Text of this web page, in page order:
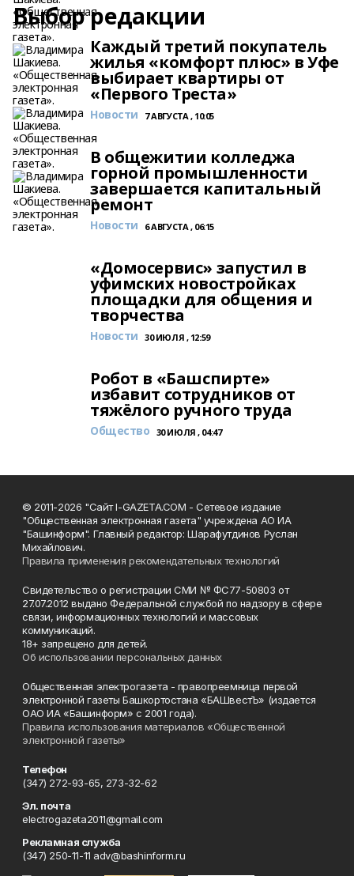
Выбор редакции
Каждый третий покупатель
жилья «комфорт плюс» в Уфе
выбирает квартиры от
«Первого Треста»
Новости 7 АВГУСТА , 10:05
В общежитии колледжа
горной промышленности
завершается капитальный
ремонт
Новости 6 АВГУСТА , 06:15
«Домосервис» запустил в
уфимских новостройках
площадки для общения и
творчества
Новости 30 ИЮЛЯ , 12:59
Робот в «Башспирте»
избавит сотрудников от
тяжёлого ручного труда
Общество 30 ИЮЛЯ , 04:47
© 2011-2026 "Сайт I-GAZETA.COM - Сетевое издание
"Общественная электронная газета" учреждена АО ИА
"Башинформ". Главный редактор: Шарафутдинов Руслан
Михайлович.
Правила применения рекомендательных технологий
Свидетельство о регистрации СМИ № ФС77-50803 от
27.07.2012 выдано Федеральной службой по надзору в сфере
связи, информационных технологий и массовых
коммуникаций.
18+ запрещено для детей.
Об использовании персональных данных
Общественная электрогазета - правопреемница первой
электронной газеты Башкортостана «БАШвестЪ» (издается
ОАО ИА «Башинформ» с 2001 года).
Правила использования материалов «Общественной
электронной газеты»
Телефон
(347) 272-93-65, 273-32-62
Эл. почта
electrogazeta2011@gmail.com
Рекламная служба
(347) 250-11-11 adv@bashinform.ru